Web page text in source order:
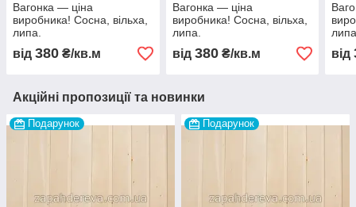
Вагонка — ціна
виробника! Сосна, вільха,
липа.
від 380 ₴/кв.м
Вагонка — ціна
виробника! Сосна, вільха,
липа.
від 380₴/кв.м від
Акційні пропозиції та новинки
Подарунок Подарунок